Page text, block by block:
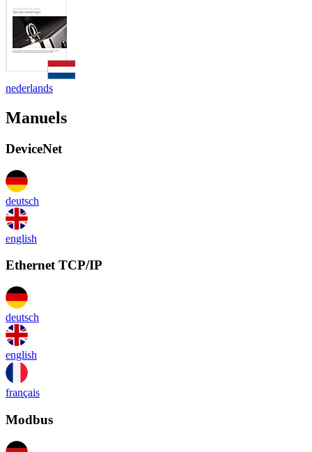
nederlands
Manuels
DeviceNet
deutsch
english
Ethernet TCP/IP
deutsch
english
français
Modbus